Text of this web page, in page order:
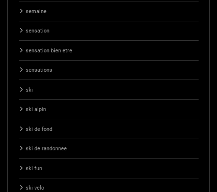
semaine
sensation
sensation bien etre
sensations
ski
ski alpin
ski de fond
ski de randonnee
ski fun
ski velo